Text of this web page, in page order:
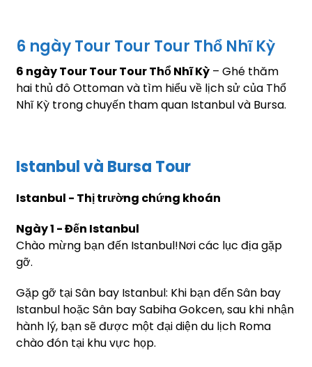
6 ngày Tour Tour Tour Thổ Nhĩ Kỳ
6 ngày Tour Tour Tour Thổ Nhĩ Kỳ – Ghé thăm
hai thủ đô Ottoman và tìm hiểu về lịch sử của Thổ
Nhĩ Kỳ trong chuyến tham quan Istanbul và Bursa.
Istanbul và Bursa Tour
Istanbul - Thị trường chứng khoán
Ngày 1 - Đến Istanbul
Chào mừng bạn đến Istanbul!Nơi các lục địa gặp
gỡ.
Gặp gỡ tại Sân bay Istanbul: Khi bạn đến Sân bay
Istanbul hoặc Sân bay Sabiha Gokcen, sau khi nhận
hành lý, bạn sẽ được một đại diện du lịch Roma
chào đón tại khu vực họp.